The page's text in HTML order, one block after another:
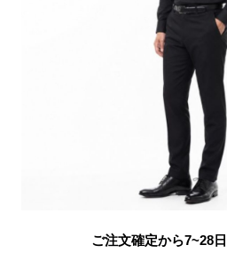
ご注文確定から7~28